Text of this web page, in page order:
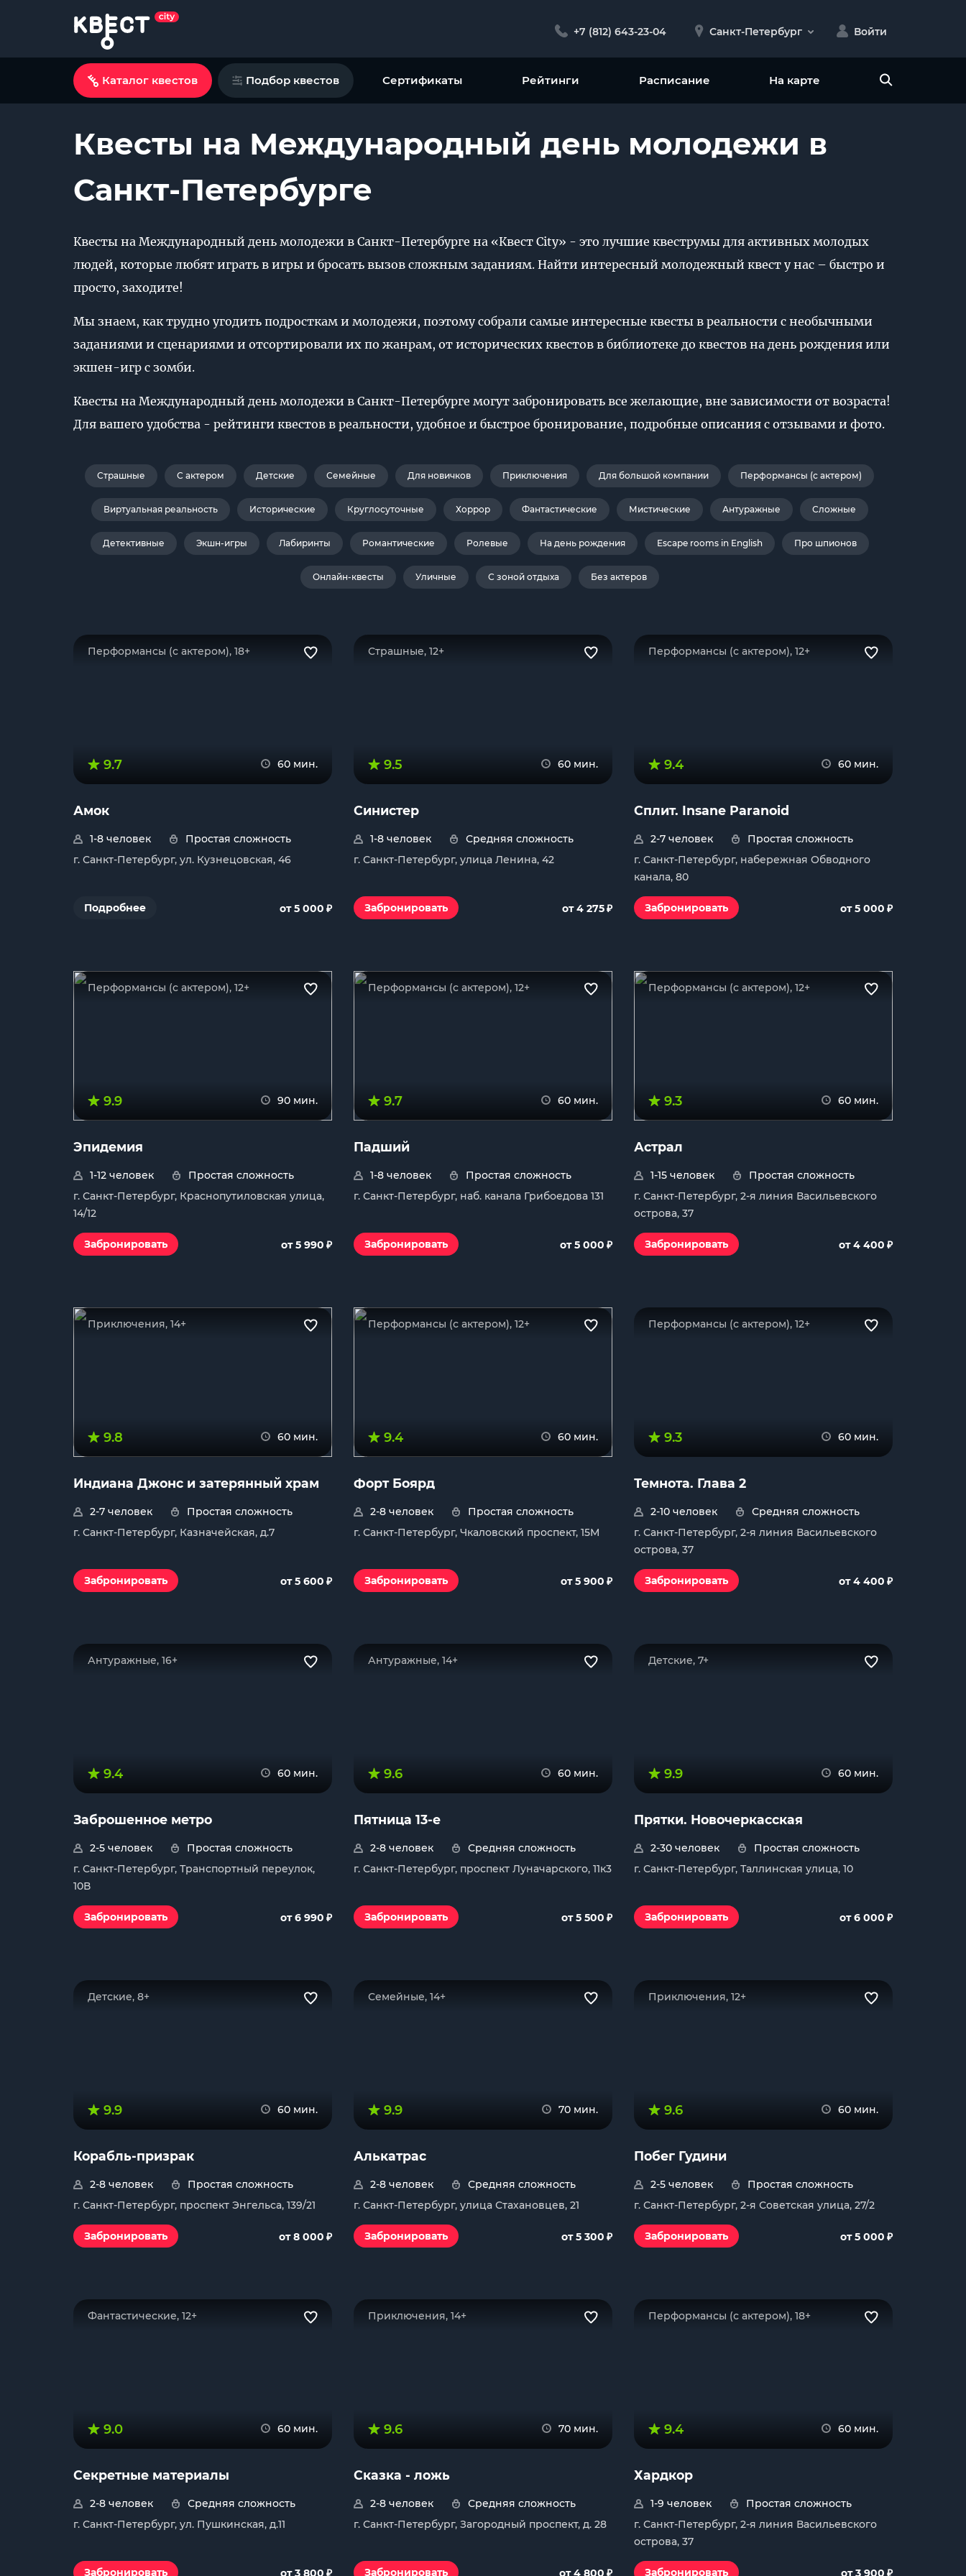
+7 (812) 643-23-04 Санкт-Петербург Войти
Каталог квестов Подбор квестов Сертификаты Рейтинги Расписание На карте
Квесты на Международный день молодежи в
Санкт-Петербурге
Квесты на Международный день молодежи в Санкт-Петербурге на «Квест City» - это лучшие квеструмы для активных молодых
людей, которые любят играть в игры и бросать вызов сложным заданиям. Найти интересный молодежный квест у нас – быстро и
просто, заходите!
Мы знаем, как трудно угодить подросткам и молодежи, поэтому собрали самые интересные квесты в реальности с необычными
заданиями и сценариями и отсортировали их по жанрам, от исторических квестов в библиотеке до квестов на день рождения или
экшен-игр с зомби.
Квесты на Международный день молодежи в Санкт-Петербурге могут забронировать все желающие, вне зависимости от возраста!
Для вашего удобства - рейтинги квестов в реальности, удобное и быстрое бронирование, подробные описания с отзывами и фото.
Страшные С актером Детские Семейные Для новичков Приключения Для большой компании Перформансы (с актером)
Виртуальная реальность Исторические Круглосуточные Хоррор Фантастические Мистические Антуражные Сложные
Детективные Экшн-игры Лабиринты Романтические Ролевые На день рождения Escape rooms in English Про шпионов
Онлайн-квесты Уличные С зоной отдыха Без актеров
Перформансы (с актером), 18+
9.7 60 мин.
Амок
1-8 человек
Простая сложность
г. Санкт-Петербург, ул. Кузнецовская, 46
Подробнее от 5 000 ₽
Страшные, 12+
9.5 60 мин.
Синистер
1-8 человек
Средняя сложность
г. Санкт-Петербург, улица Ленина, 42
Забронировать от 4 275₽
Перформансы (с актером), 12+
9.4 60 мин.
Сплит. Insane Paranoid
2-7 человек
Простая сложность
г. Санкт-Петербург, набережная Обводного
канала, 80
Забронировать от 5 000 ₽
Перформансы (с актером), 12+
9.9 90 мин.
Эпидемия
1-12 человек
Простая сложность
г. Санкт-Петербург, Краснопутиловская улица,
14/12
Забронировать от 5 990 ₽
Перформансы (с актером), 12+
9.7 60 мин.
Падший
1-8 человек
Простая сложность
г. Санкт-Петербург, наб. канала Грибоедова 131
Забронировать от 5 000 ₽
Перформансы (с актером), 12+
9.3 60 мин.
Астрал
1-15 человек
Простая сложность
г. Санкт-Петербург, 2-я линия Васильевского
острова, 37
Забронировать от 4 400 ₽
Приключения, 14+
9.8 60 мин.
Индиана Джонс и затерянный храм
2-7 человек
Простая сложность
г. Санкт-Петербург, Казначейская, д.7
Забронировать от 5 600 ₽
Перформансы (с актером), 12+
9.4 60 мин.
Форт Боярд
2-8 человек
Простая сложность
г. Санкт-Петербург, Чкаловский проспект, 15М
Забронировать от 5 900 ₽
Перформансы (с актером), 12+
9.3 60 мин.
Темнота. Глава 2
2-10 человек
Средняя сложность
г. Санкт-Петербург, 2-я линия Васильевского
острова, 37
Забронировать от 4 400 ₽
Антуражные, 16+
9.4 60 мин.
Заброшенное метро
2-5 человек
Простая сложность
г. Санкт-Петербург, Транспортный переулок,
10В
Забронировать от 6 990 ₽
Антуражные, 14+
9.6 60 мин.
Пятница 13-е
2-8 человек
Средняя сложность
г. Санкт-Петербург, проспект Луначарского, 11к3
Забронировать от 5 500 ₽
Детские, 7+
9.9 60 мин.
Прятки. Новочеркасская
2-30 человек
Простая сложность
г. Санкт-Петербург, Таллинская улица, 10
Забронировать от 6 000 ₽
Детские, 8+
9.9 60 мин.
Корабль-призрак
2-8 человек
Простая сложность
г. Санкт-Петербург, проспект Энгельса, 139/21
Забронировать от 8 000 ₽
Семейные, 14+
9.9 70 мин.
Алькатрас
2-8 человек
Средняя сложность
г. Санкт-Петербург, улица Стахановцев, 21
Забронировать от 5 300 ₽
Приключения, 12+
9.6 60 мин.
Побег Гудини
2-5 человек
Простая сложность
г. Санкт-Петербург, 2-я Советская улица, 27/2
Забронировать от 5 000 ₽
Фантастические, 12+
9.0 60 мин.
Секретные материалы
2-8 человек
Средняя сложность
г. Санкт-Петербург, ул. Пушкинская, д.11
Забронировать от 3 800 ₽
Приключения, 14+
9.6 70 мин.
Сказка - ложь
2-8 человек
Средняя сложность
г. Санкт-Петербург, Загородный проспект, д. 28
Забронировать от 4 800 ₽
Перформансы (с актером), 18+
9.4 60 мин.
Хардкор
1-9 человек
Простая сложность
г. Санкт-Петербург, 2-я линия Васильевского
острова, 37
Забронировать от 3 900 ₽